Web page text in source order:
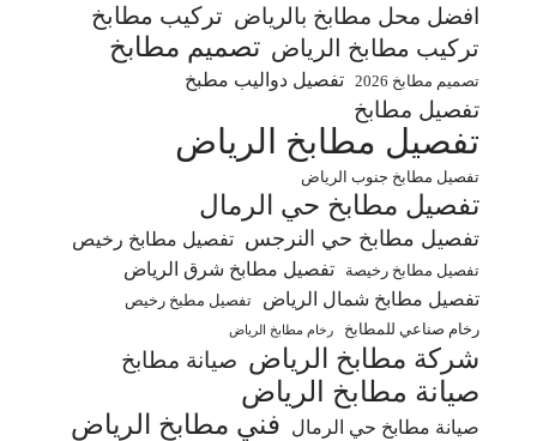
افضل محل مطابخ بالرياض تركيب مطابخ
تركيب مطابخ الرياض تصميم مطابخ
تصميم مطابخ 2026 تفصيل دواليب مطبخ
تفصيل مطابخ
تفصيل مطابخ الرياض
تفصيل مطابخ جنوب الرياض
تفصيل مطابخ حي الرمال
تفصيل مطابخ حي النرجس تفصيل مطابخ رخيص
تفصيل مطابخ رخيصة
تفصيل مطابخ شرق الرياض
تفصيل مطابخ شمال الرياض
تفصيل مطبخ رخيص
رخام صناعي للمطابخ
رخام مطابخ الرياض
شركة مطابخ الرياض صيانة مطابخ
صيانة مطابخ الرياض
صيانة مطابخ حي الرمال فني مطابخ الرياض